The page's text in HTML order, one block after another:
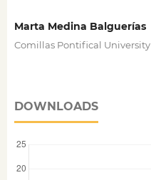
Marta Medina Balguerías
Comillas Pontifical University
DOWNLOADS